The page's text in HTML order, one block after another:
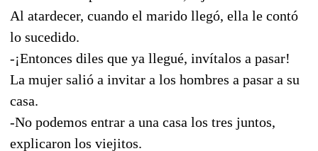
Al atardecer, cuando el marido llegó, ella le contó
lo sucedido.
-¡Entonces diles que ya llegué, invítalos a pasar!
La mujer salió a invitar a los hombres a pasar a su
casa.
-No podemos entrar a una casa los tres juntos,
explicaron los viejitos.